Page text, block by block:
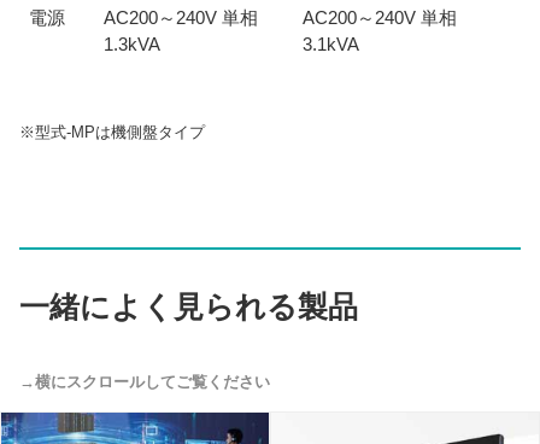
電源
AC200～240V 単相
1.3kVA
AC200～240V 単相
3.1kVA
※型式-MPは機側盤タイプ
一緒によく見られる製品